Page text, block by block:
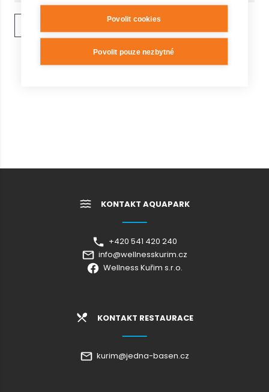
KONTAKT AQUAPARK
+420 541 420 240
info@wellnesskurim.cz
Wellness Kuřim s.r.o.
KONTAKT RESTAURACE
kurim@jedna-basen.cz
Povolit cookies
Povolit pouze nezbytné